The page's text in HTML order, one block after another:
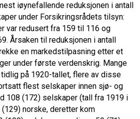
iøynefallende reduksjonen i antall
under Forsikringsrådets tilsyn:
var redusert fra 159 til 116 og
Årsaken til reduksjonen i antall
en markedstilpasning etter et
under første verdenskrig. Mange
på 1920-tallet, flere av disse
flest selskaper innen sjø- og
108 (172) selskaper (tall fra 1919 i
norske, deretter kom